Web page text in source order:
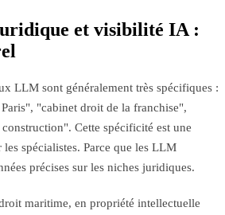
et visibilité IA :
LLM sont généralement très spécifiques :
"cabinet droit de la franchise",
Cette spécificité est une
spécialistes. Parce que les LLM
précises sur les niches juridiques.
maritime, en propriété intellectuelle